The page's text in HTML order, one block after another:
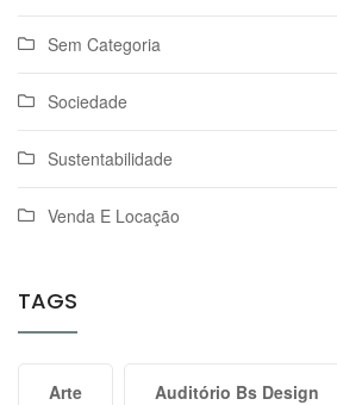
Sem Categoria
Sociedade
Sustentabilidade
Venda E Locação
TAGS
Arte Auditório Bs Design